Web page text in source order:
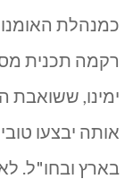
כמנהלת
רקמה תכנית
ימינו, ששואבת
אותה יבצעו
בארץ ובחו"ל.